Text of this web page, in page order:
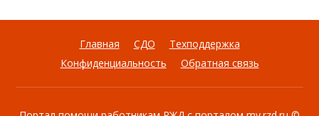
Главная СДО
Техподдержка
Конфиденциальность
Обратная связь